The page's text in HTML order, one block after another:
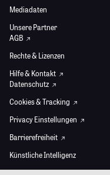
Mediadaten
Unsere Partner
AGB
Rechte & Lizenzen
Hilfe & Kontakt
Datenschutz
Cookies & Tracking
Privacy Einstellungen
Barrierefreiheit
Künstliche Intelligenz